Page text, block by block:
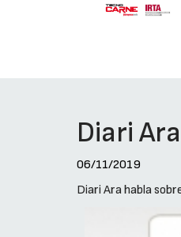
Diari
06/11/2019
Diari Ara habla